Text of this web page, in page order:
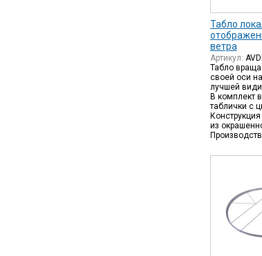
Табло
ветра
Артикул:
Табло
своей оси
лучшей
В комплект
таблички с
из